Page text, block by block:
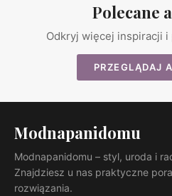
Polecane
Odkryj więcej inspiracji
PRZEGLĄDAJ
Modnapanidomu
Modnapanidomu – styl, uroda i
Znajdziesz u nas praktyczne
rozwiązania.